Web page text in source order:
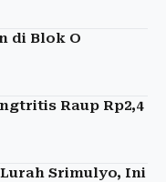
di Blok O
Raup Rp2,4
Srimulyo, Ini